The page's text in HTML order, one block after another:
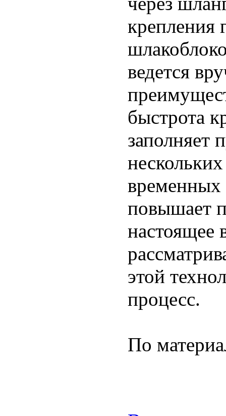
крепления
ведется
быстрота
заполняет
временных
повышает
настоящее
этой
процесс.
По